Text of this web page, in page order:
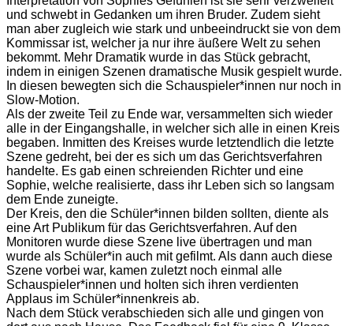
und schwebt in Gedanken um ihren Bruder. Zudem sieht
man aber zugleich wie stark und unbeeindruckt sie von dem
Kommissar ist, welcher ja nur ihre äußere Welt zu sehen
bekommt. Mehr Dramatik wurde in das Stück gebracht,
indem in einigen Szenen dramatische Musik gespielt wurde.
In diesen bewegten sich die Schauspieler*innen nur noch in
Slow-Motion.
Als der zweite Teil zu Ende war, versammelten sich wieder
alle in der Eingangshalle, in welcher sich alle in einen Kreis
begaben. Inmitten des Kreises wurde letztendlich die letzte
Szene gedreht, bei der es sich um das Gerichtsverfahren
handelte. Es gab einen schreienden Richter und eine
Sophie, welche realisierte, dass ihr Leben sich so langsam
dem Ende zuneigte.
Der Kreis, den die Schüler*innen bilden sollten, diente als
eine Art Publikum für das Gerichtsverfahren. Auf den
Monitoren wurde diese Szene live übertragen und man
wurde als Schüler*in auch mit gefilmt. Als dann auch diese
Szene vorbei war, kamen zuletzt noch einmal alle
Schauspieler*innen und holten sich ihren verdienten
Applaus im Schüler*innenkreis ab.
Nach dem Stück verabschieden sich alle und gingen von